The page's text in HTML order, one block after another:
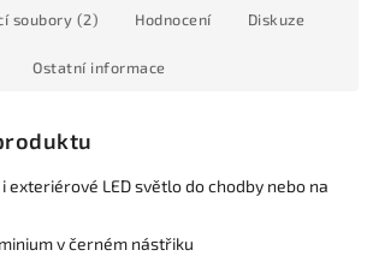
soubory (2) Hodnocení Diskuze
Ostatní informace
exteriérové LED světlo do chodby nebo na
v černém nástřiku